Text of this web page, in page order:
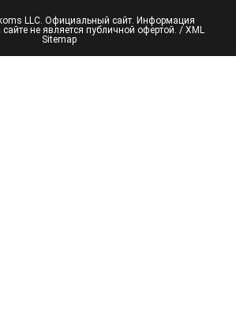
LLC. Официальный сайт. Информация
не является публичной офертой. / XML
Sitemap